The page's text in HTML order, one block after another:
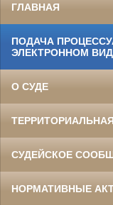
ГЛАВНАЯ
ПОДАЧА
ЭЛЕКТРОННОМ
О СУДЕ
СУДЕЙСКОЕ
НОРМАТИВНЫЕ